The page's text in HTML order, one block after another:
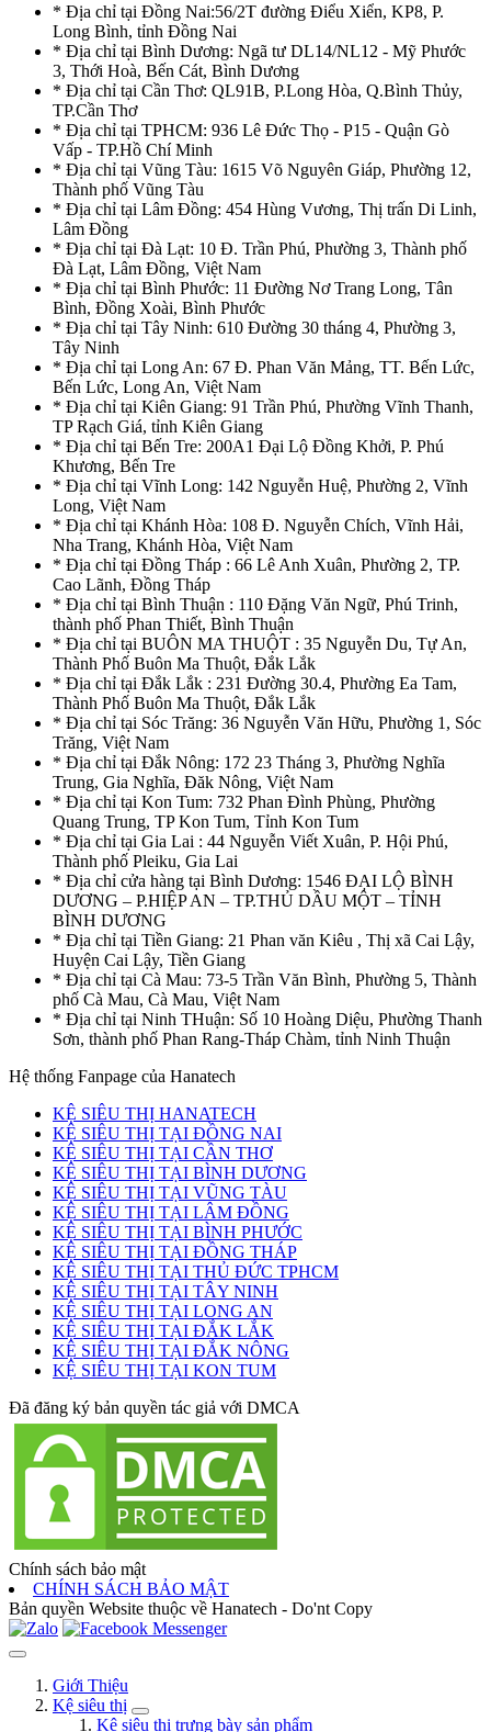
* Địa chỉ tại Đồng Nai:56/2T đường Điểu Xiển, KP8, P.
Long Bình, tỉnh Đồng Nai
* Địa chỉ tại Bình Dương: Ngã tư DL14/NL12 - Mỹ Phước
3, Thới Hoà, Bến Cát, Bình Dương
* Địa chỉ tại Cần Thơ: QL91B, P.Long Hòa, Q.Bình Thủy,
TP.Cần Thơ
* Địa chỉ tại TPHCM: 936 Lê Đức Thọ - P15 - Quận Gò
Vấp - TP.Hồ Chí Minh
* Địa chỉ tại Vũng Tàu: 1615 Võ Nguyên Giáp, Phường 12,
Thành phố Vũng Tàu
* Địa chỉ tại Lâm Đồng: 454 Hùng Vương, Thị trấn Di Linh,
Lâm Đồng
* Địa chỉ tại Đà Lạt: 10 Đ. Trần Phú, Phường 3, Thành phố
Đà Lạt, Lâm Đồng, Việt Nam
* Địa chỉ tại Bình Phước: 11 Đường Nơ Trang Long, Tân
Bình, Đồng Xoài, Bình Phước
* Địa chỉ tại Tây Ninh: 610 Đường 30 tháng 4, Phường 3,
Tây Ninh
* Địa chỉ tại Long An: 67 Đ. Phan Văn Mảng, TT. Bến Lức,
Bến Lức, Long An, Việt Nam
* Địa chỉ tại Kiên Giang: 91 Trần Phú, Phường Vĩnh Thanh,
TP Rạch Giá, tỉnh Kiên Giang
* Địa chỉ tại Bến Tre: 200A1 Đại Lộ Đồng Khởi, P. Phú
Khương, Bến Tre
* Địa chỉ tại Vĩnh Long: 142 Nguyễn Huệ, Phường 2, Vĩnh
Long, Việt Nam
* Địa chỉ tại Khánh Hòa: 108 Đ. Nguyễn Chích, Vĩnh Hải,
Nha Trang, Khánh Hòa, Việt Nam
* Địa chỉ tại Đồng Tháp : 66 Lê Anh Xuân, Phường 2, TP.
Cao Lãnh, Đồng Tháp
* Địa chỉ tại Bình Thuận : 110 Đặng Văn Ngữ, Phú Trinh,
thành phố Phan Thiết, Bình Thuận
* Địa chỉ tại BUÔN MA THUỘT : 35 Nguyễn Du, Tự An,
Thành Phố Buôn Ma Thuột, Đắk Lắk
* Địa chỉ tại Đắk Lắk : 231 Đường 30.4, Phường Ea Tam,
Thành Phố Buôn Ma Thuột, Đắk Lắk
* Địa chỉ tại Sóc Trăng: 36 Nguyễn Văn Hữu, Phường 1, Sóc
Trăng, Việt Nam
* Địa chỉ tại Đắk Nông: 172 23 Tháng 3, Phường Nghĩa
Trung, Gia Nghĩa, Đăk Nông, Việt Nam
* Địa chỉ tại Kon Tum: 732 Phan Đình Phùng, Phường
Quang Trung, TP Kon Tum, Tỉnh Kon Tum
* Địa chỉ tại Gia Lai : 44 Nguyễn Viết Xuân, P. Hội Phú,
Thành phố Pleiku, Gia Lai
* Địa chỉ cửa hàng tại Bình Dương: 1546 ĐẠI LỘ BÌNH
DƯƠNG – P.HIỆP AN – TP.THỦ DẦU MỘT – TỈNH
BÌNH DƯƠNG
* Địa chỉ tại Tiền Giang: 21 Phan văn Kiêu , Thị xã Cai Lậy,
Huyện Cai Lậy, Tiền Giang
* Địa chỉ tại Cà Mau: 73-5 Trần Văn Bình, Phường 5, Thành
phố Cà Mau, Cà Mau, Việt Nam
* Địa chỉ tại Ninh THuận: Số 10 Hoàng Diệu, Phường Thanh
Sơn, thành phố Phan Rang-Tháp Chàm, tỉnh Ninh Thuận
Hệ thống Fanpage của Hanatech
KỆ SIÊU THỊ HANATECH
KỆ SIÊU THỊ TẠI ĐỒNG NAI
KỆ SIÊU THỊ TẠI CẦN THƠ
KỆ SIÊU THỊ TẠI BÌNH DƯƠNG
KỆ SIÊU THỊ TẠI VŨNG TÀU
KỆ SIÊU THỊ TẠI LÂM ĐỒNG
KỆ SIÊU THỊ TẠI BÌNH PHƯỚC
KỆ SIÊU THỊ TẠI ĐỒNG THÁP
KỆ SIÊU THỊ TẠI THỦ ĐỨC TPHCM
KỆ SIÊU THỊ TẠI TÂY NINH
KỆ SIÊU THỊ TẠI LONG AN
KỆ SIÊU THỊ TẠI ĐẮK LẮK
KỆ SIÊU THỊ TẠI ĐẮK NÔNG
KỆ SIÊU THỊ TẠI KON TUM
Đã đăng ký bản quyền tác giả với DMCA
Chính sách bảo mật
CHÍNH SÁCH BẢO MẬT
Bản quyền Website thuộc về Hanatech - Do'nt Copy
Giới Thiệu
Kệ siêu thị
Kệ siêu thị trưng bày sản phẩm